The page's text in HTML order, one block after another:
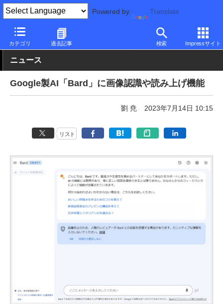
Powered by Translate
カテゴリ 過去記事 検索 Impressサイト
PC Watch 市場 サービス
ニュース
Google製AI「Bard」に画像認識や読み上げ機能
劉 尭 2023年7月14日 10:15
リスト